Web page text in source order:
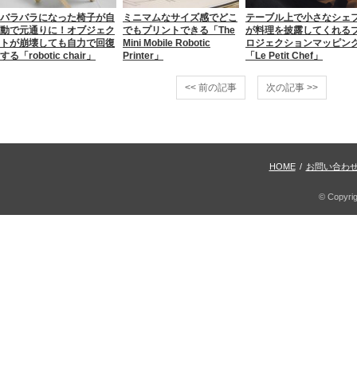
バラバラになった椅子が自
動で元通りに！オブジェク
トが崩壊しても自力で回復
する「robotic chair」
ミニマムなサイズ感でどこ
でもプリントできる「The
Mini Mobile Robotic
Printer」
テーブル上で小さなシェ
が料理を披露してくれる
ロジェクションマッピン
「Le Petit Chef」
<< 前の記事 次の記事 >>
HOME / お問い合わ
©